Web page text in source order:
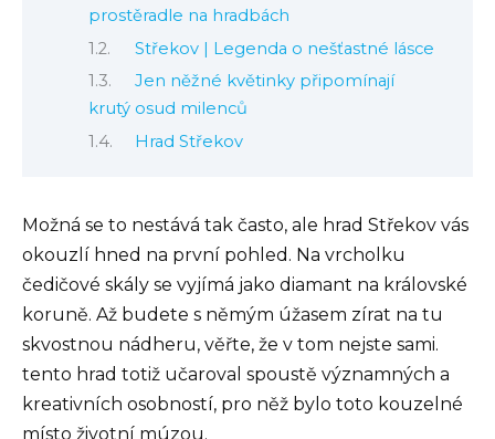
prostěradle na hradbách
Střekov | Legenda o nešťastné lásce
Jen něžné květinky připomínají
krutý osud milenců
Hrad Střekov
Možná se to nestává tak často, ale hrad Střekov vás
okouzlí hned na první pohled. Na vrcholku
čedičové skály se vyjímá jako diamant na královské
koruně. Až budete s němým úžasem zírat na tu
skvostnou nádheru, věřte, že v tom nejste sami.
tento hrad totiž učaroval spoustě významných a
kreativních osobností, pro něž bylo toto kouzelné
místo životní múzou.